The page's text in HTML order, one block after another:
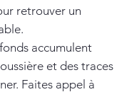
retrouver un
accumulent
et des traces
Faites appel à